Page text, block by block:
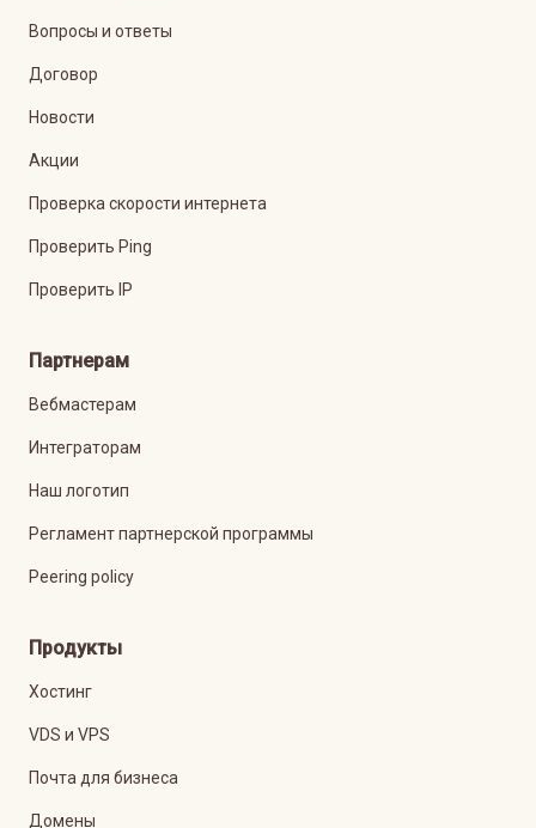
Вопросы и ответы
Договор
Новости
Акции
Проверка скорости интернета
Проверить Ping
Проверить IP
Партнерам
Вебмастерам
Интеграторам
Наш логотип
Регламент партнерской программы
Peering policy
Продукты
Хостинг
VDS и VPS
Почта для бизнеса
Домены